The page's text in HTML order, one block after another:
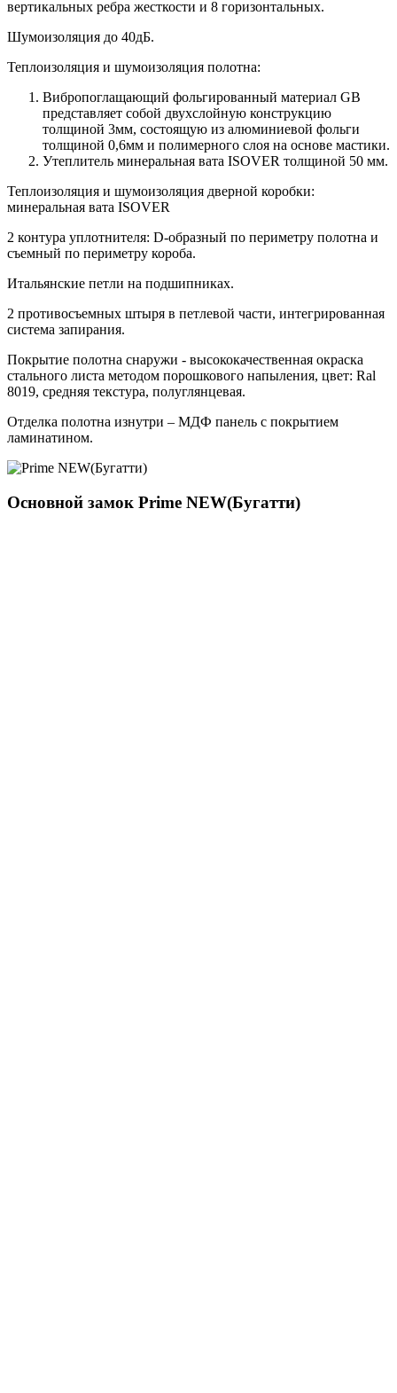
вертикальных ребра жесткости и 8 горизонтальных.
Шумоизоляция до 40дБ.
Теплоизоляция и шумоизоляция полотна:
Вибропоглащающий фольгированный материал GB
представляет собой двухслойную конструкцию
толщиной 3мм, состоящую из алюминиевой фольги
толщиной 0,6мм и полимерного слоя на основе мастики.
Утеплитель минеральная вата ISOVER толщиной 50 мм.
Теплоизоляция и шумоизоляция дверной коробки:
минеральная вата ISOVER
2 контура уплотнителя: D-образный по периметру полотна и
съемный по периметру короба.
Итальянские петли на подшипниках.
2 противосъемных штыря в петлевой части, интегрированная
система запирания.
Покрытие полотна снаружи - высококачественная окраска
стального листа методом порошкового напыления, цвет: Ral
8019, средняя текстура, полуглянцевая.
Отделка полотна изнутри – МДФ панель с покрытием
ламинатином.
Основной замок Prime NEW(Бугатти)